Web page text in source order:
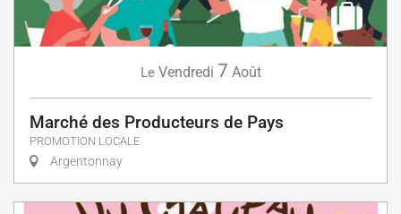
Le Vendredi 7 Août
Marché des Producteurs de Pays
PROMOTION LOCALE
Argentonnay